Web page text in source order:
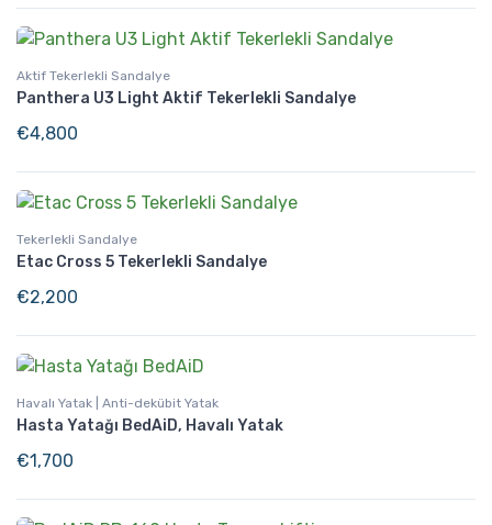
Aktif Tekerlekli Sandalye
Panthera U3 Light Aktif Tekerlekli Sandalye
€4,800
Tekerlekli Sandalye
Etac Cross 5 Tekerlekli Sandalye
€2,200
Havalı Yatak | Anti-dekübit Yatak
Hasta Yatağı BedAiD, Havalı Yatak
€1,700